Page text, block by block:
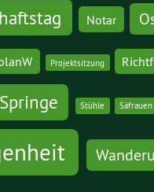
Notar
Projektsitzung
Springe Stühle Säfrauen